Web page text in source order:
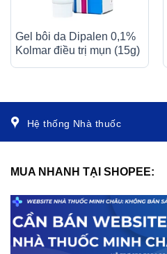
Gel bôi da Dipalen 0,1%
Kolmar điều trị mụn (15g)
Hệ thống Nhà thuốc
MUA NHANH TẠI SHOPEE: